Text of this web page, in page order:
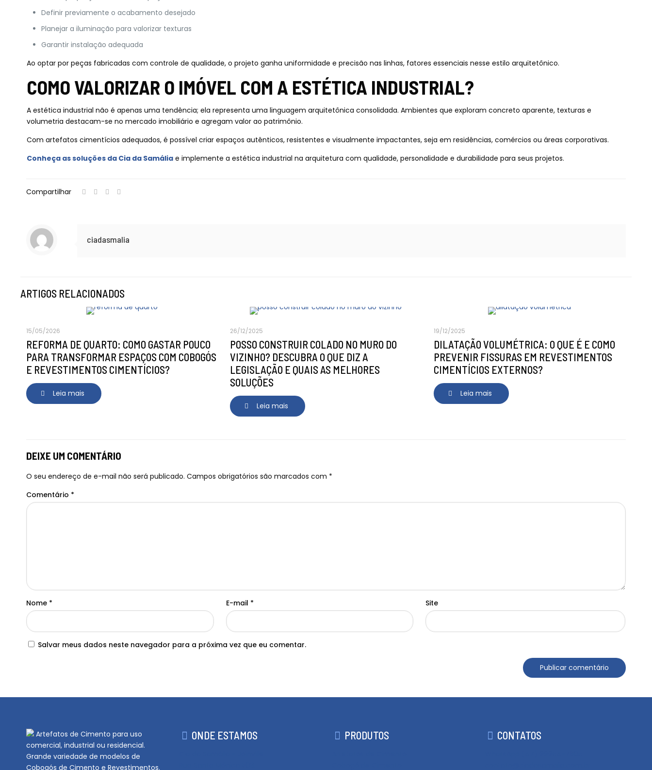
Definir previamente o acabamento desejado
Planejar a iluminação para valorizar texturas
Garantir instalação adequada
Ao optar por peças fabricadas com controle de qualidade, o projeto ganha uniformidade e precisão nas linhas, fatores essenciais nesse estilo arquitetônico.
COMO VALORIZAR O IMÓVEL COM A ESTÉTICA INDUSTRIAL?
A estética industrial não é apenas uma tendência; ela representa uma linguagem arquitetônica consolidada. Ambientes que exploram concreto aparente, texturas e
volumetria destacam-se no mercado imobiliário e agregam valor ao patrimônio.
Com artefatos cimentícios adequados, é possível criar espaços autênticos, resistentes e visualmente impactantes, seja em residências, comércios ou áreas corporativas.
Conheça as soluções da Cia da Samáliae implemente a estética industrial na arquitetura com qualidade, personalidade e durabilidade para seus projetos.
Compartilhar
ciadasmalia
ARTIGOS RELACIONADOS
15/05/2026
REFORMA DE QUARTO: COMO GASTAR POUCO
PARA TRANSFORMAR ESPAÇOS COM COBOGÓS
E REVESTIMENTOS CIMENTÍCIOS?
Leia mais
26/12/2025
POSSO CONSTRUIR COLADO NO MURO DO
VIZINHO? DESCUBRA O QUE DIZ A
LEGISLAÇÃO E QUAIS AS MELHORES
SOLUÇÕES
Leia mais
19/12/2025
DILATAÇÃO VOLUMÉTRICA: O QUE É E COMO
PREVENIR FISSURAS EM REVESTIMENTOS
CIMENTÍCIOS EXTERNOS?
Leia mais
DEIXE UM COMENTÁRIO
O seu endereço de e-mail não será publicado. Campos obrigatórios são marcados com *
Comentário *
Nome * E-mail * Site
Salvar meus dados neste navegador para a próxima vez que eu comentar.
Artefatos de Cimento para uso
comercial, industrial ou residencial.
Grande variedade de modelos de
Cobogós de Cimento e Revestimentos.
ONDE ESTAMOS PRODUTOS CONTATOS